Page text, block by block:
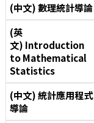
(中文) 數理統計導論
(英
文) Introduction
to Mathematical
Statistics
(中文) 統計應用程式
導論